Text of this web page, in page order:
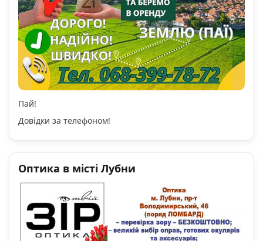
Пай!
Довідки за телефоном!
Оптика в місті Лубни